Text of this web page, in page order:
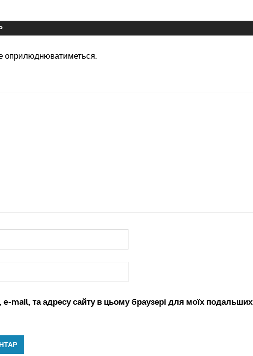
оприлюднюватиметься.
e-mail, та адресу сайту в цьому браузері для моїх подальших